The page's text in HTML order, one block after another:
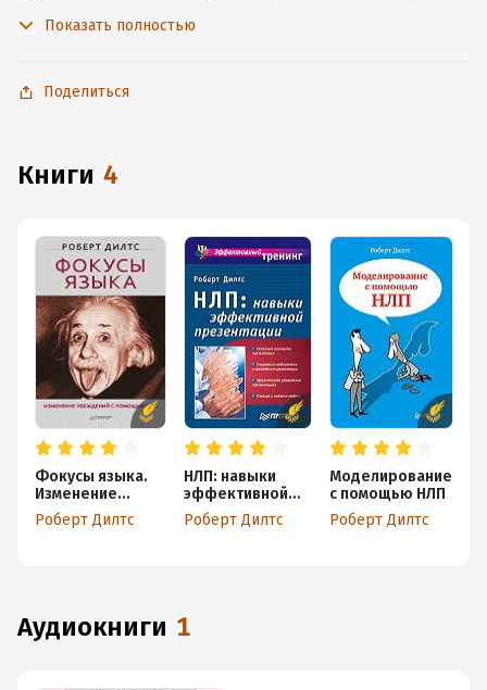
Android, чтобы не расставаться с любимыми произведениями
Показать полностью
Поделиться
книги 4
Фокусы языка.
Изменение
убеждений с
помощью НЛП
Роберт Дилтс
НЛП: навыки
эффективной
презентации
Роберт Дилтс
Моделирование
с помощью НЛП
Роберт Дилтс
аудиокниги 1